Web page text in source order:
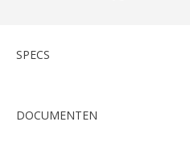
SPECS
DOCUMENTEN